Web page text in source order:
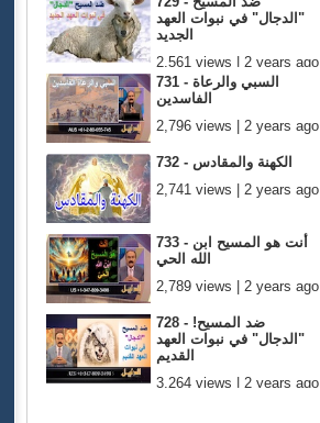
"الدجال" في نبوات العهد
الجديد
2,561 views | 2 years ago
731 - السبي والرعاة
الفاسدين
2,796 views | 2 years ago
732 - الكهنة والمقادس
2,741 views | 2 years ago
733 - أنت هو المسيح ابن
الله الحي
2,789 views | 2 years ago
728 - !ضد المسيح
"الدجال" في نبوات العهد
القديم
3,264 views | 2 years ago